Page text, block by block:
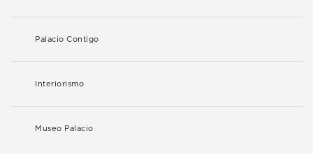
Palacio Contigo
Interiorismo
Museo Palacio